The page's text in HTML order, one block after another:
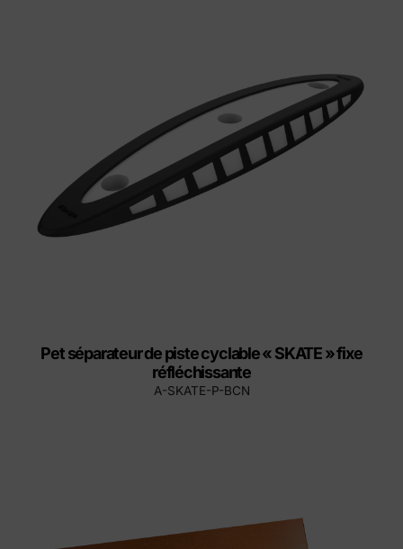
Pet séparateur de piste cyclable « SKATE » fixe
réfléchissante
A-SKATE-P-BCN